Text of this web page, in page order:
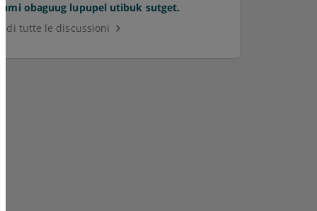
Kumi obaguug lupupel utibuk sutget.
Vedi tutte le discussioni